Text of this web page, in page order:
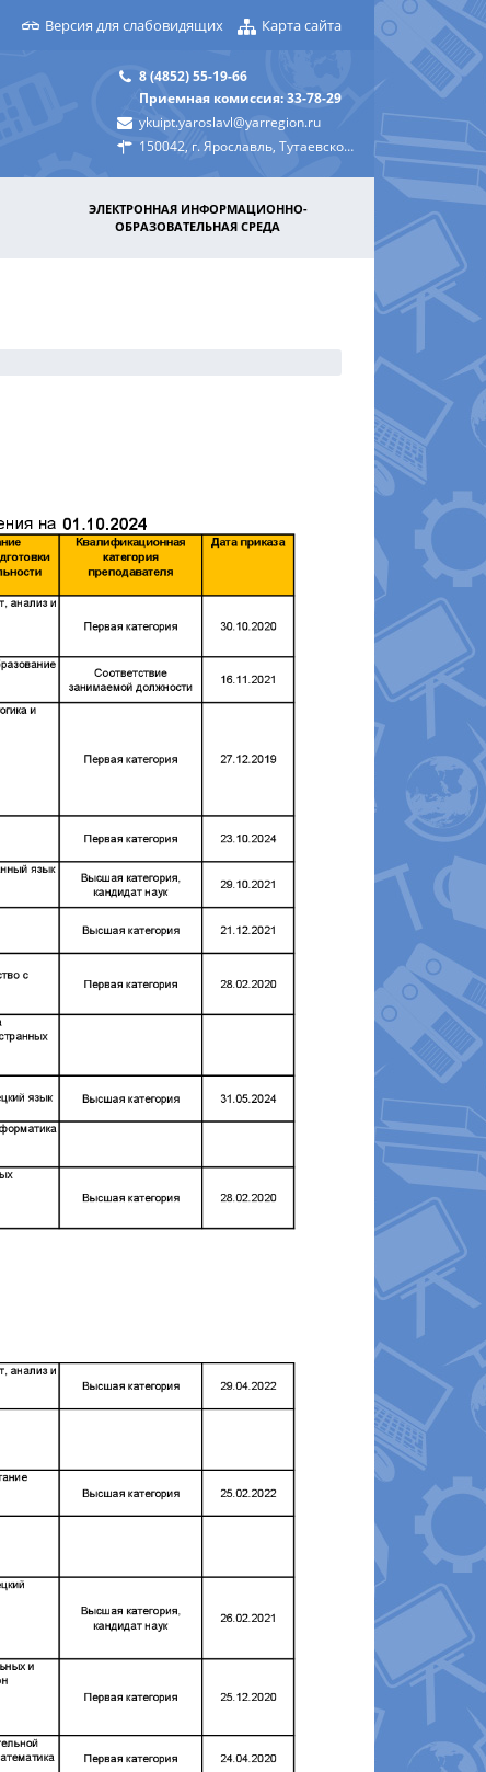
Версия для слабовидящих Карта сайта
8 (4852) 55-19-66
Приемная комиссия: 33-78-29
ykuipt.yaroslavl@yarregion.ru
150042, г. Ярославль, Тутаевское шоссе, д. 31а
ЭЛЕКТРОННАЯ ИНФОРМАЦИОННО-
ОБРАЗОВАТЕЛЬНАЯ СРЕДА